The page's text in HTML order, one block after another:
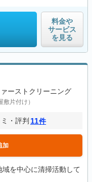
料金や
サービス
を見る
ーストクリーニング
敷片付け）
・評判 11件
加
を中心に清掃活動して